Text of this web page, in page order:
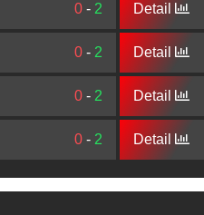
0 - 2
0 - 2
0 - 2
0 - 2
Detail
Detail
Detail
Detail